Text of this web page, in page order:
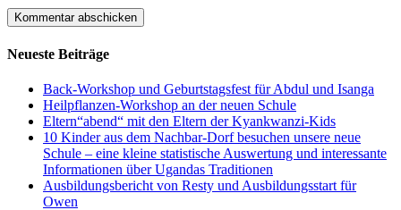
Neueste Beiträge
Back-Workshop und Geburtstagsfest für Abdul und Isanga
Heilpflanzen-Workshop an der neuen Schule
Eltern“abend“ mit den Eltern der Kyankwanzi-Kids
10 Kinder aus dem Nachbar-Dorf besuchen unsere neue
Schule – eine kleine statistische Auswertung und interessante
Informationen über Ugandas Traditionen
Ausbildungsbericht von Resty und Ausbildungsstart für
Owen